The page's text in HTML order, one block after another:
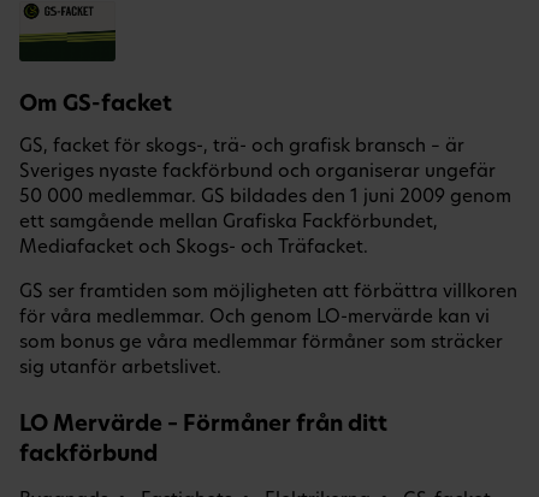
Om GS-facket
GS, facket för skogs-, trä- och grafisk bransch – är
Sveriges nyaste fackförbund och organiserar ungefär
50 000 medlemmar. GS bildades den 1 juni 2009 genom
ett samgående mellan Grafiska Fackförbundet,
Mediafacket och Skogs- och Träfacket.
GS ser framtiden som möjligheten att förbättra villkoren
för våra medlemmar. Och genom LO-mervärde kan vi
som bonus ge våra medlemmar förmåner som sträcker
sig utanför arbetslivet.
LO Mervärde – Förmåner från ditt
fackförbund